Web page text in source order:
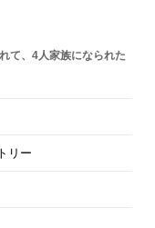
て、4人家族になられた
リー